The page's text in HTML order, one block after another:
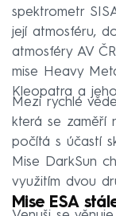
spektrometr
její atmosféru,
atmosféry AV
mise Heavy
Kleopatra a
Mezi rychlé
která se zaměří
počítá s účastí
Mise DarkSun
využitím dvou
Mise ESA